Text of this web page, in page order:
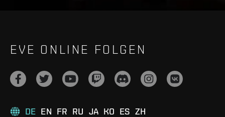
EVE ONLINE FOLGEN
DE EN FR RU JA KO ES ZH